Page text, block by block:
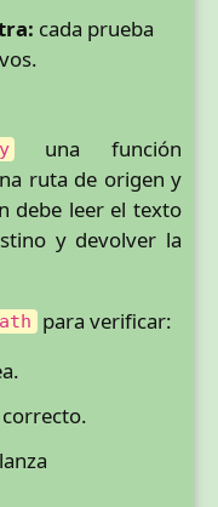
cada prueba
una función
ruta de origen y
debe leer el texto
y devolver la
para verificar: